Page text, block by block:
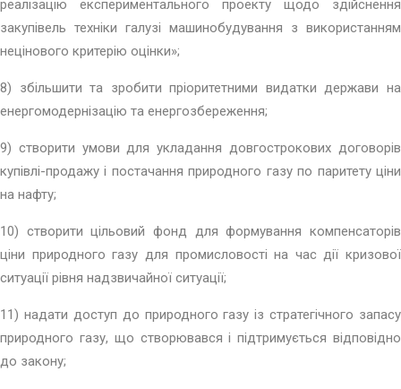
реалізацію експериментального проекту щодо здійснення
закупівель техніки галузі машинобудування з використанням
нецінового критерію оцінки»;
8) збільшити та зробити пріоритетними видатки держави на
енергомодернізацію та енергозбереження;
9) створити умови для укладання довгострокових договорів
купівлі-продажу і постачання природного газу по паритету ціни
на нафту;
10) створити цільовий фонд для формування компенсаторів
ціни природного газу для промисловості на час дії кризової
ситуації рівня надзвичайної ситуації;
11) надати доступ до природного газу із стратегічного запасу
природного газу, що створювався і підтримується відповідно
до закону;